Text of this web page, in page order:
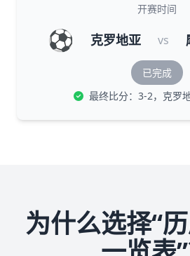
开赛时间
⚽ 克罗地亚 vs
已完成
最终比分：3-2，克罗
为什么选择“